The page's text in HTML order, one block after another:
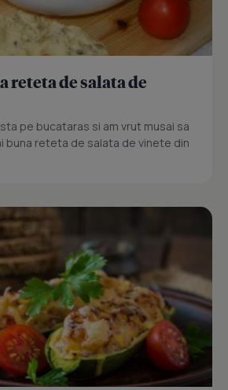
reteta de salata de
pe bucataras si am vrut musai sa
buna reteta de salata de vinete din